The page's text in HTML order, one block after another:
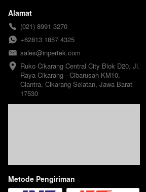
Alamat
(021) 8991 3270
+62813 1857 4325
sales@inpertek.com
Ruko Cikarang Central City Blok D20, Jl.
Raya Cikarang - Cibarusah KM10,
Ciantra, Cikarang Selatan, Jawa Barat
17530
Metode Pengiriman